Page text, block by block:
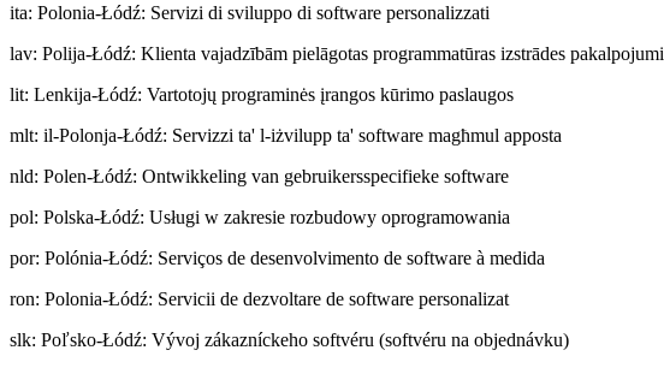
ita: Polonia-Łódź: Servizi di sviluppo di software personalizzati
lav: Polija-Łódź: Klienta vajadzībām pielāgotas programmatūras izstrādes pakalpojumi
lit: Lenkija-Łódź: Vartotojų programinės įrangos kūrimo paslaugos
mlt: il-Polonja-Łódź: Servizzi ta' l-iżvilupp ta' software magħmul apposta
nld: Polen-Łódź: Ontwikkeling van gebruikersspecifieke software
pol: Polska-Łódź: Usługi w zakresie rozbudowy oprogramowania
por: Polónia-Łódź: Serviços de desenvolvimento de software à medida
ron: Polonia-Łódź: Servicii de dezvoltare de software personalizat
slk: Poľsko-Łódź: Vývoj zákazníckeho softvéru (softvéru na objednávku)